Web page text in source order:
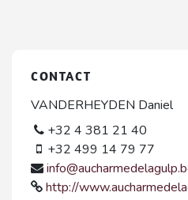
CONTACT
VANDERHEYDEN Daniel
+32 4 381 21 40
+32 499 14 79 77
http://